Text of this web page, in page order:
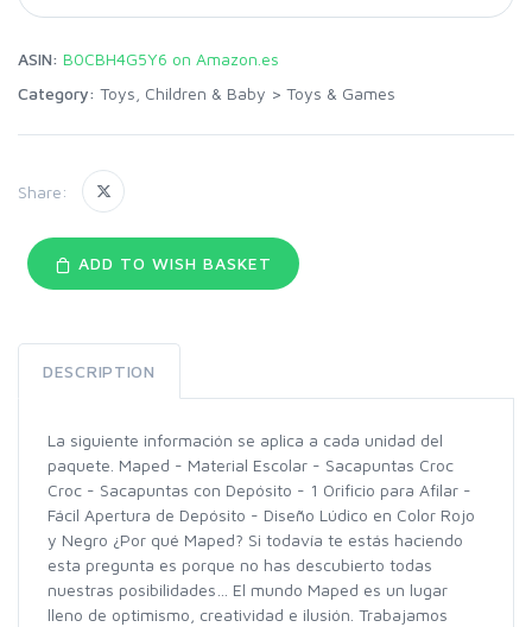
ASIN: B0CBH4G5Y6 on Amazon.es
Category: Toys, Children & Baby > Toys & Games
Share:
ADD TO WISH BASKET
DESCRIPTION
La siguiente información se aplica a cada unidad del
paquete. Maped - Material Escolar - Sacapuntas Croc
Croc - Sacapuntas con Depósito - 1 Orificio para Afilar -
Fácil Apertura de Depósito - Diseño Lúdico en Color Rojo
y Negro ¿Por qué Maped? Si todavía te estás haciendo
esta pregunta es porque no has descubierto todas
nuestras posibilidades… El mundo Maped es un lugar
lleno de optimismo, creatividad e ilusión. Trabajamos